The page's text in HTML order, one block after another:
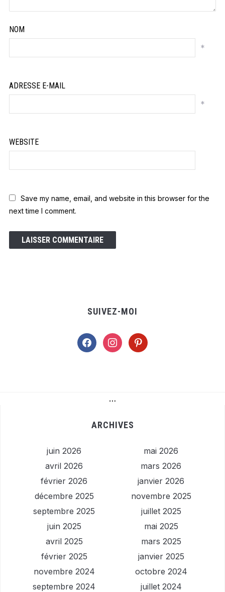
NOM
*
ADRESSE E-MAIL
*
WEBSITE
Save my name, email, and website in this browser for the
next time I comment.
SUIVEZ-MOI
facebookinstagrampinterest
…
ARCHIVES
juin 2026
mai 2026
avril 2026
mars 2026
février 2026
janvier 2026
décembre 2025
novembre 2025
septembre 2025
juillet 2025
juin 2025
mai 2025
avril 2025
mars 2025
février 2025
janvier 2025
novembre 2024
octobre 2024
septembre 2024
juillet 2024